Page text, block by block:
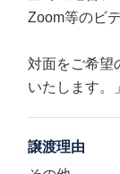
Zoom等のビ
対面をご希望
いたします。」
譲渡理由